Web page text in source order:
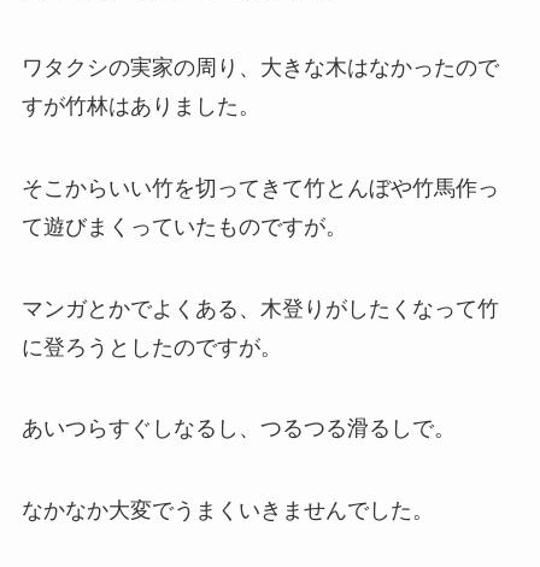
ワタクシの実家の周り、大きな木はなかったので
すが竹林はありました。
そこからいい竹を切ってきて竹とんぼや竹馬作っ
て遊びまくっていたものですが。
マンガとかでよくある、木登りがしたくなって竹
に登ろうとしたのですが。
あいつらすぐしなるし、つるつる滑るしで。
なかなか大変でうまくいきませんでした。